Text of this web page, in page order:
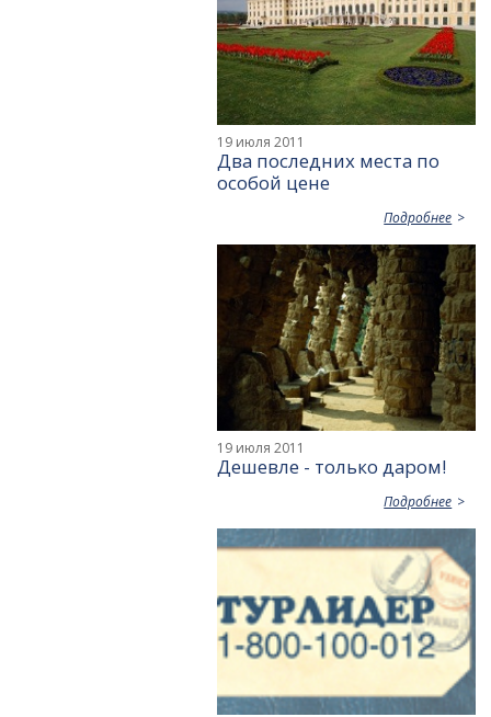
19 июля 2011
Два последних места по
особой цене
Подробнее
19 июля 2011
Дешевле - только даром!
Подробнее